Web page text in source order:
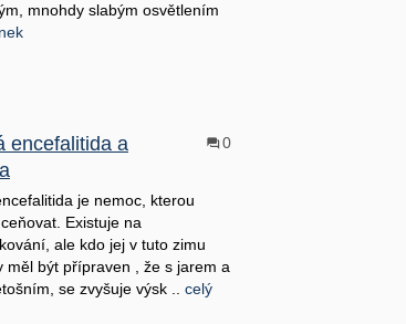
mnohdy slabým osvětlením
encefalitida a
0
je nemoc, kterou
Existuje na
ale kdo jej v tuto zimu
měl být přípraven , že s jarem a
se zvyšuje výsk .. celý